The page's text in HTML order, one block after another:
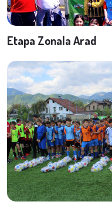
Etapa Zonala Arad